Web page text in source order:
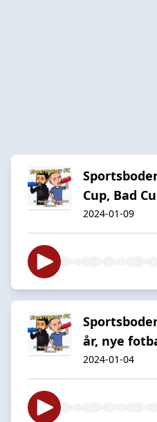
Cup, Bad
2024-01-09
år, nye
2024-01-04